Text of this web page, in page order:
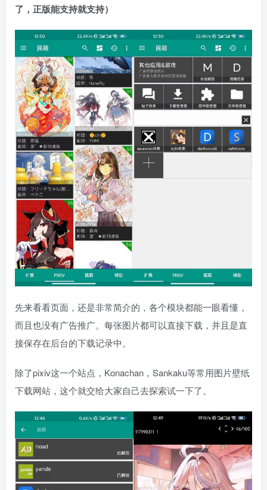
了，正版能支持就支持）
先来看看页面，还是非常简介的，各个模块都能一眼看懂，
而且也没有广告推广。每张图片都可以直接下载，并且是直
接保存在后台的下载记录中。
除了pixiv这一个站点，Konachan，Sankaku等常用图片壁纸
下载网站，这个就交给大家自己去探索试一下了。